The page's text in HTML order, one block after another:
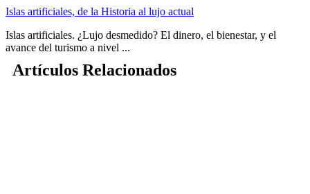
Islas artificiales, de la Historia al lujo actual
Islas artificiales. ¿Lujo desmedido? El dinero, el bienestar, y el
avance del turismo a nivel ...
Artículos Relacionados